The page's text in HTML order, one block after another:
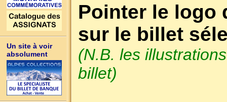
Un site à voir
absolument
Pointer le
sur le billet
(N.B. les
billet)